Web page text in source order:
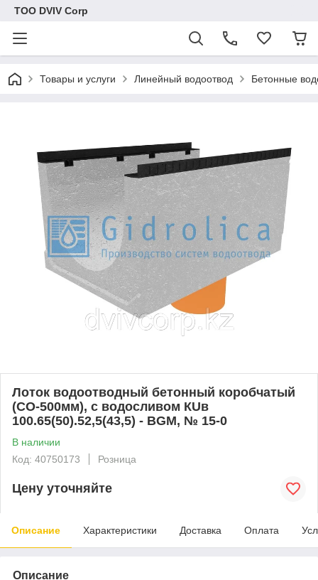
ТОО DVIV Corp
Товары и услуги Линейный водоотвод Бетонные
Лоток водоотводный бетонный коробчатый
(СО-500мм), с водосливом КUв
100.65(50).52,5(43,5) - BGМ, № 15-0
В наличии
Код: 40750173
Розница
Цену уточняйте
Описание Характеристики Доставка Оплата
Описание